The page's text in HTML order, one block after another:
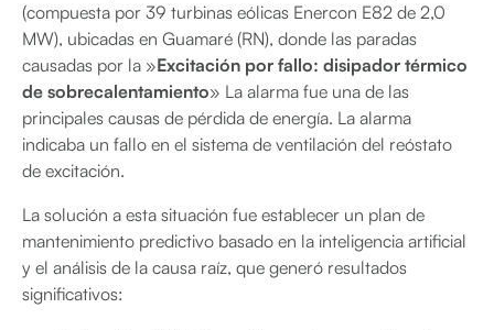
(compuesta por 39 turbinas eólicas Enercon E82 de 2,0
MW), ubicadas en Guamaré (RN), donde las paradas
causadas por la »Excitación por fallo: disipador térmico
de sobrecalentamiento» La alarma fue una de las
principales causas de pérdida de energía. La alarma
indicaba un fallo en el sistema de ventilación del reóstato
de excitación.
La solución a esta situación fue establecer un plan de
mantenimiento predictivo basado en la inteligencia artificial
y el análisis de la causa raíz, que generó resultados
significativos: